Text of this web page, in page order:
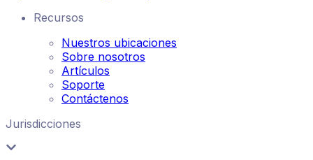
Recursos
Nuestros ubicaciones
Sobre nosotros
Artículos
Soporte
Contáctenos
Jurisdicciones